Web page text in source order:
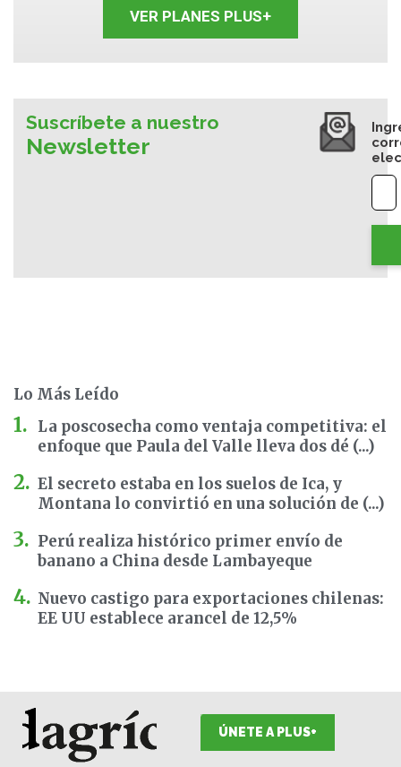
VER PLANES PLUS+
Suscríbete a nuestro
Newsletter
Lo Más Leído
La poscosecha como ventaja competitiva: el
enfoque que Paula del Valle lleva dos dé (...)
El secreto estaba en los suelos de Ica, y
Montana lo convirtió en una solución de (...)
Perú realiza histórico primer envío de
banano a China desde Lambayeque
Nuevo castigo para exportaciones chilenas:
EE UU establece arancel de 12,5%
ÚNETE A PLUS+